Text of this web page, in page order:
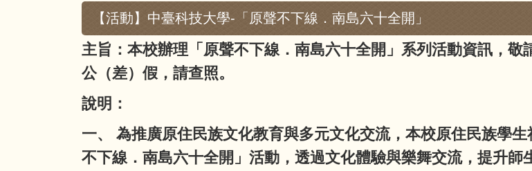
【活動】中臺科技大學-「原聲不下線．南島六十全開」
主旨：本校辦理「原聲不下線．南島六十全開」系列活動資訊，
公（差）假，請查照。
說明：
一、 為推廣原住民族文化教育與多元文化交流，本校原住民族學
不下線．南島六十全開」活動，透過文化體驗與樂舞交流，提升